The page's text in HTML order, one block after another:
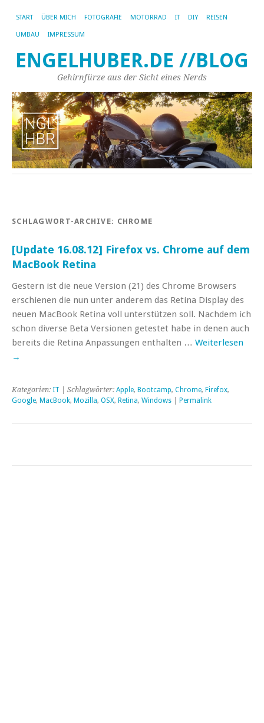
START ÜBER MICH FOTOGRAFIE MOTORRAD IT DIY REISEN
UMBAU IMPRESSUM
ENGELHUBER.DE //BLOG
Gehirnfürze aus der Sicht eines Nerds
SCHLAGWORT-ARCHIVE: CHROME
[Update 16.08.12] Firefox vs. Chrome auf dem
MacBook Retina
Gestern ist die neue Version (21) des Chrome Browsers
erschienen die nun unter anderem das Retina Display des
neuen MacBook Retina voll unterstützen soll. Nachdem ich
schon diverse Beta Versionen getestet habe in denen auch
bereits die Retina Anpassungen enthalten … Weiterlesen
→
Kategorien: IT | Schlagwörter: Apple, Bootcamp, Chrome, Firefox,
Google, MacBook, Mozilla, OSX, Retina, Windows Permalink